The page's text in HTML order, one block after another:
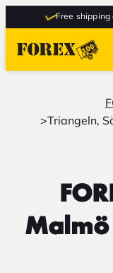
Free shipping
Triangeln,